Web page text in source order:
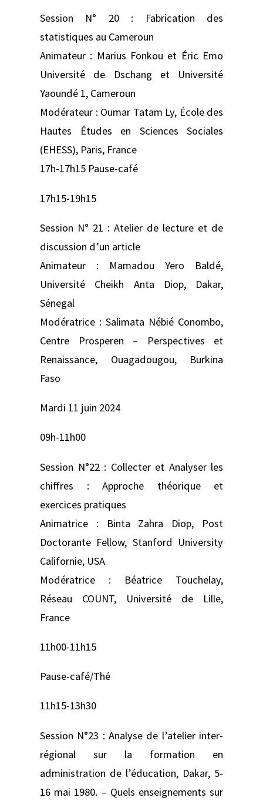
Session N° 20 : Fabrication des
statistiques au Cameroun
Animateur : Marius Fonkou et Éric Emo
Université de Dschang et Université
Yaoundé 1, Cameroun
Modérateur : Oumar Tatam Ly, École des
Hautes Études en Sciences Sociales
(EHESS), Paris, France
17h-17h15 Pause-café
17h15-19h15
Session N° 21 : Atelier de lecture et de
discussion d’un article
Animateur : Mamadou Yero Baldé,
Université Cheikh Anta Diop, Dakar,
Sénegal
Modératrice : Salimata Nébié Conombo,
Centre Prosperen – Perspectives et
Renaissance, Ouagadougou, Burkina
Faso
Mardi 11 juin 2024
09h-11h00
Session N°22 : Collecter et Analyser les
chiffres : Approche théorique et
exercices pratiques
Animatrice : Binta Zahra Diop, Post
Doctorante Fellow, Stanford University
Californie, USA
Modératrice : Béatrice Touchelay,
Réseau COUNT, Université de Lille,
France
11h00-11h15
Pause-café/Thé
11h15-13h30
Session N°23 : Analyse de l’atelier inter-
régional sur la formation en
administration de l’éducation, Dakar, 5-
16 mai 1980. – Quels enseignements sur